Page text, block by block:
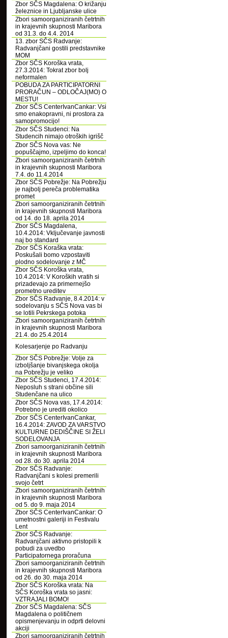
Zbor SČS Magdalena: O križanju
železnice in Ljubljanske ulice
Zbori samoorganiziranih četrtnih
in krajevnih skupnosti Maribora
od 31.3. do 4.4. 2014
13. zbor SČS Radvanje:
Radvanjčani gostili predstavnike
MOM
Zbor SČS Koroška vrata,
27.3.2014: Tokrat zbor bolj
neformalen
POBUDA ZA PARTICIPATORNI
PRORAČUN – ODLOČAJ(MO) O
MESTU!
Zbor SČS CenterIvanCankar: Vsi
smo enakopravni, ni prostora za
samopromocijo!
Zbor SČS Studenci: Na
Studencih nimajo otroških igrišč
Zbor SČS Nova vas: Ne
popuščajmo, izpeljimo do konca!
Zbori samoorganiziranih četrtnih
in krajevnih skupnosti Maribora
7.4. do 11.4.2014
Zbor SČS Pobrežje: Na Pobrežju
je najbolj pereča problematika
promet
Zbori samoorganiziranih četrtnih
in krajevnih skupnosti Maribora
od 14. do 18. aprila 2014
Zbor SČS Magdalena,
10.4.2014: Vključevanje javnosti
naj bo standard
Zbor SČS Koraška vrata:
Poskušali bomo vzpostaviti
plodno sodelovanje z MČ
Zbor SČS Koroška vrata,
10.4.2014: V Koroških vratih si
prizadevajo za primernejšo
prometno ureditev
Zbor SČS Radvanje, 8.4.2014: v
sodelovanju s SČS Nova vas bi
se lotili Pekrskega potoka
Zbori samoorganiziranih četrtnih
in krajevnih skupnosti Maribora
21.4. do 25.4.2014
Kolesarjenje po Radvanju
Zbor SČS Pobrežje: Volje za
izboljšanje bivanjskega okolja
na Pobrežju je veliko
Zbor SČS Studenci, 17.4.2014:
Neposluh s strani občine sili
Studenčane na ulico
Zbor SČS Nova vas, 17.4.2014:
Potrebno je urediti okolico
Zbor SČS CenterIvanCankar,
16.4.2014: ZAVOD ZA VARSTVO
KULTURNE DEDIŠČINE SI ŽELI
SODELOVANJA
Zbori samoorganiziranih četrtnih
in krajevnih skupnosti Maribora
od 28. do 30. aprila 2014
Zbor SČS Radvanje:
Radvanjčani s kolesi premerili
svojo četrt
Zbori samoorganiziranih četrtnih
in krajevnih skupnosti Maribora
od 5. do 9. maja 2014
Zbor SČS CenterIvanCankar: O
umetnostni galeriji in Festivalu
Lent
Zbor SČS Radvanje:
Radvanjčani aktivno pristopili k
pobudi za uvedbo
Participatornega proračuna
Zbori samoorganiziranih četrtnih
in krajevnih skupnosti Maribora
od 26. do 30. maja 2014
Zbor SČS Koroška vrata: Na
SČS Koroška vrata so jasni:
VZTRAJALI BOMO!
Zbor SČS Magdalena: SČS
Magdalena o političnem
opismenjevanju in odprti delovni
akciji
Zbori samoorganiziranih četrtnih